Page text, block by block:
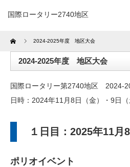
国際ロータリー2740地区
Home 2024-2025年度 地区大会
2024-2025年度 地区大会
国際ロータリー第2740地区 2024-
日時：2024年11月8日（金）・9日（
１日目：2025年11月8
ポリオイベント